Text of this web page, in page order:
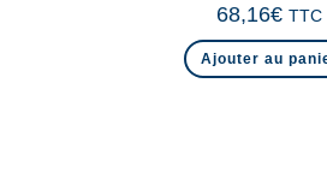
68,16€ TTC
Ajouter au